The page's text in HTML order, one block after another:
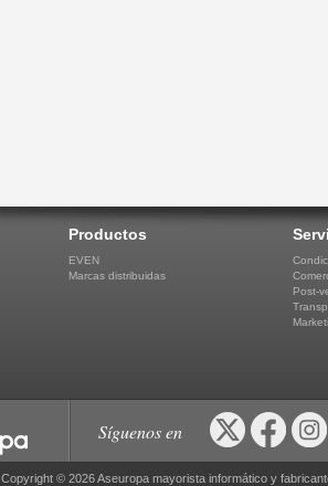
Productos
EVEN
Marcas distribuidas
Post-
Síguenos en
Copyright © 2026 Aseuropa mayorista informático y